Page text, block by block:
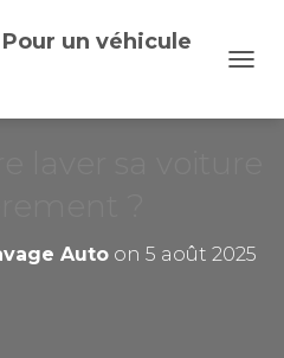
un véhicule
V
E
Autoon 5 août 2025